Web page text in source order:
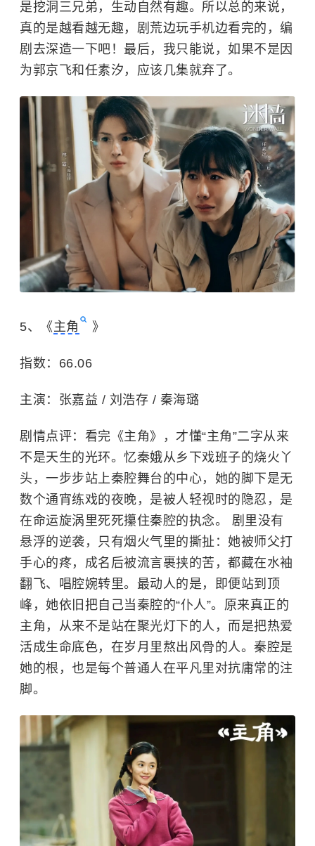
是挖洞三兄弟，生动自然有趣。所以总的来说，
真的是越看越无趣，剧荒边玩手机边看完的，编
剧去深造一下吧！最后，我只能说，如果不是因
为郭京飞和任素汐，应该几集就弃了。
5、《主角 》
指数：66.06
主演：张嘉益 / 刘浩存 / 秦海璐
剧情点评：看完《主角》，才懂“主角”二字从来
不是天生的光环。忆秦娥从乡下戏班子的烧火丫
头，一步步站上秦腔舞台的中心，她的脚下是无
数个通宵练戏的夜晚，是被人轻视时的隐忍，是
在命运旋涡里死死攥住秦腔的执念。 剧里没有
悬浮的逆袭，只有烟火气里的撕扯：她被师父打
手心的疼，成名后被流言裹挟的苦，都藏在水袖
翻飞、唱腔婉转里。最动人的是，即便站到顶
峰，她依旧把自己当秦腔的“仆人”。原来真正的
主角，从来不是站在聚光灯下的人，而是把热爱
活成生命底色，在岁月里熬出风骨的人。秦腔是
她的根，也是每个普通人在平凡里对抗庸常的注
脚。